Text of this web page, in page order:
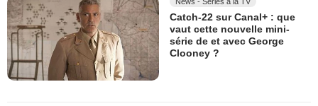
Catch-22 sur Canal+ : que
vaut cette nouvelle mini-
série de et avec George
Clooney ?